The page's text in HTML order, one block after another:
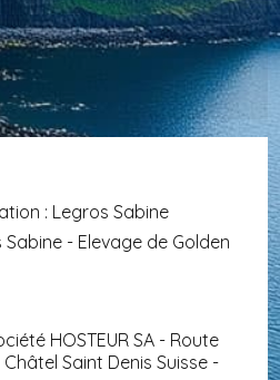
: Legros Sabine
- Elevage de Golden
HOSTEUR SA - Route
Châtel Saint Denis Suisse -